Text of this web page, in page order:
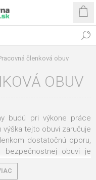
členková obuv
OBUV
budú pri výkone práce
tejto obuvi zaručuje
dostatočnú oporu,
obuvi je
pracujete v ťažkom
obuv